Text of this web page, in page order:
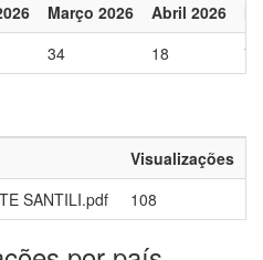
Março 2026 Abril 2026
34 18 7
Visualizações
SANTILI.pdf
108